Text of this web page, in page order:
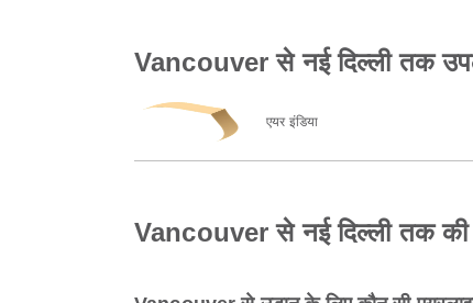
Vancouver से नई दिल्ली तक
एयर इंडिया
Vancouver से नई दिल्ली तक की